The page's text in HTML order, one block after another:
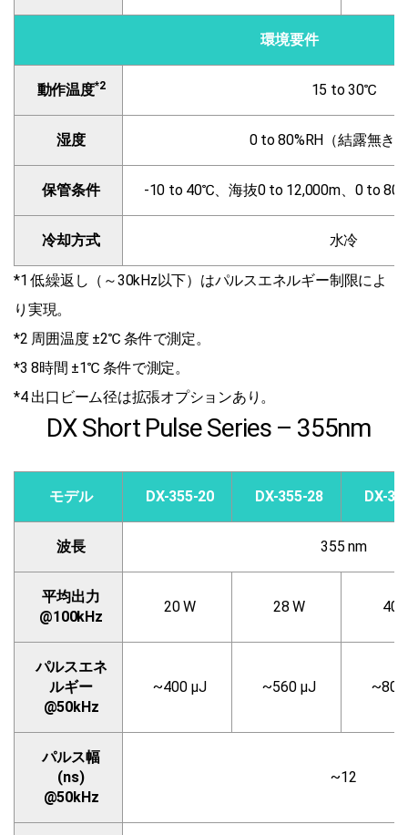
環境要件
動作温度*2 15 to 30℃
湿度 0 to 80%RH（結露無き
保管条件 -10 to 40℃、海抜0 to 12,000m、0 to
冷却方式 水冷
*1 低繰返し（～30kHz以下）はパルスエネルギー制限によ
り実現。
*2 周囲温度 ±2℃ 条件で測定。
*3 8時間 ±1℃ 条件で測定。
*4 出口ビーム径は拡張オプションあり。
DX Short Pulse Series – 355nm
モデル DX-355-20 DX-355-28 DX-
波長 355 nm
平均出力
@100kHz
20 W 28 W 40
パルスエネ
ルギー
@50kHz
~400 µJ ~560 µJ
パルス幅
(ns)
@50kHz
~12